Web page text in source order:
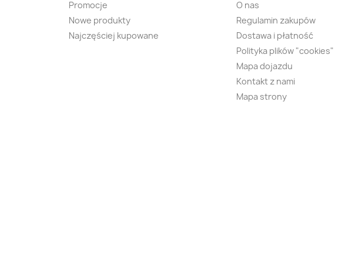
Promocje
Nowe produkty
Najczęściej kupowane
O nas
Regulamin zakupów
Dostawa i płatność
Polityka plików "cookies"
Mapa dojazdu
Kontakt z nami
Mapa strony